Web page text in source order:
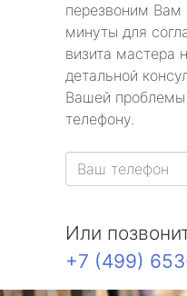
перезвоним Вам
минуты для
визита мастера
детальной
Вашей
телефону.
Или
+7 (499)